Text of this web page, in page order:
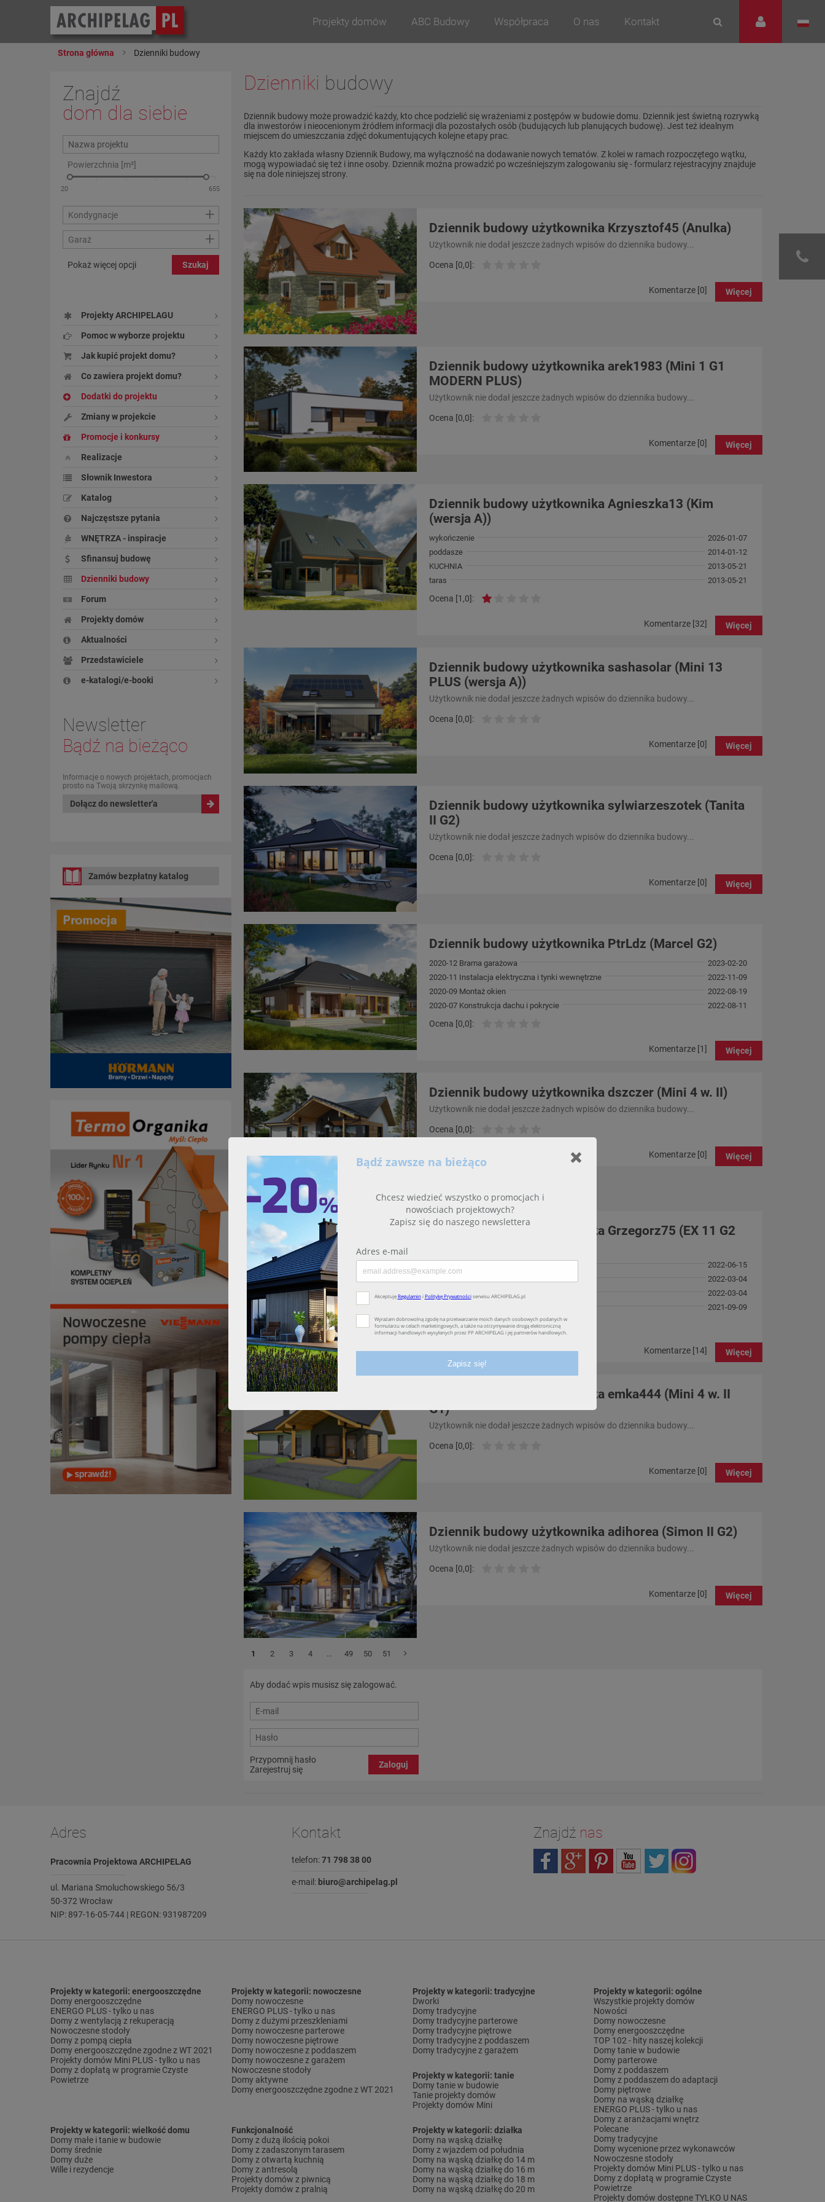
Projekty domów ABC Budowy Współpraca O nas Kontakt
Strona główna Dzienniki budowy
Znajdź
dom dla siebie
Powierzchnia [m²]
Kondygnacje +
Garaż +
Szukaj
Pokaż więcej opcji
Projekty ARCHIPELAGU
Pomoc w wyborze projektu
Jak kupić projekt domu?
Co zawiera projekt domu?
Dodatki do projektu
Zmiany w projekcie
Promocje i konkursy
Realizacje
Słownik Inwestora
Katalog
Najczęstsze pytania
WNĘTRZA - inspiracje
Sfinansuj budowę
Dzienniki budowy
Forum
Projekty domów
Aktualności
Przedstawiciele
e-katalogi/e-booki
Newsletter
Bądź na bieżąco
Informacje o nowych projektach, promocjach
prosto na Twoją skrzynkę mailową.
Dołącz do newsletter'a
Zamów bezpłatny katalog
Dzienniki budowy
Dziennik budowy może prowadzić każdy, kto chce podzielić się wrażeniami z postępów w budowie domu. Dziennik jest świetną rozrywką
dla inwestorów i nieocenionym źródłem informacji dla pozostałych osób (budujących lub planujących budowę). Jest też idealnym
miejscem do umieszczania zdjęć dokumentujących kolejne etapy prac.
Każdy kto zakłada własny Dziennik Budowy, ma wyłączność na dodawanie nowych tematów. Z kolei w ramach rozpoczętego wątku,
mogą wypowiadać się też i inne osoby. Dziennik można prowadzić po wcześniejszym zalogowaniu się - formularz rejestracyjny znajduje
się na dole niniejszej strony.
Dziennik budowy użytkownika Krzysztof45 (Anulka)
Użytkownik nie dodał jeszcze żadnych wpisów do dziennika budowy...
Ocena [0,0]:
Więcej
Komentarze [0]
Dziennik budowy użytkownika arek1983 (Mini 1 G1
MODERN PLUS)
Użytkownik nie dodał jeszcze żadnych wpisów do dziennika budowy...
Ocena [0,0]:
Więcej
Komentarze [0]
Dziennik budowy użytkownika Agnieszka13 (Kim
(wersja A))
wykończenie
2026-01-07
poddasze
2014-01-12
KUCHNIA
2013-05-21
taras
2013-05-21
Ocena [1,0]:
Więcej
Komentarze [32]
Dziennik budowy użytkownika sashasolar (Mini 13
PLUS (wersja A))
Użytkownik nie dodał jeszcze żadnych wpisów do dziennika budowy...
Ocena [0,0]:
Więcej
Komentarze [0]
Dziennik budowy użytkownika sylwiarzeszotek (Tanita
II G2)
Użytkownik nie dodał jeszcze żadnych wpisów do dziennika budowy...
Ocena [0,0]:
Więcej
Komentarze [0]
Dziennik budowy użytkownika PtrLdz (Marcel G2)
2020-12 Brama garażowa
2023-02-20
2020-11 Instalacja elektryczna i tynki wewnętrzne
2022-11-09
2020-09 Montaż okien
2022-08-19
2020-07 Konstrukcja dachu i pokrycie
2022-08-11
Ocena [0,0]:
Więcej
Komentarze [1]
Dziennik budowy użytkownika dszczer (Mini 4 w. II)
Użytkownik nie dodał jeszcze żadnych wpisów do dziennika budowy...
Ocena [0,0]:
Więcej
Komentarze [0]
Dziennik budowy użytkownika Grzegorz75 (EX 11 G2
2022-06-15
2022-03-04
Montaż fornirów i stolarki drzwiowej
2022-03-04
2021-09-09
Ocena [4,0]:
Więcej
Komentarze [14]
Dziennik budowy użytkownika emka444 (Mini 4 w. II
G1)
Użytkownik nie dodał jeszcze żadnych wpisów do dziennika budowy...
Ocena [0,0]:
Więcej
Komentarze [0]
Dziennik budowy użytkownika adihorea (Simon II G2)
Użytkownik nie dodał jeszcze żadnych wpisów do dziennika budowy...
Ocena [0,0]:
Więcej
Komentarze [0]
1 2 3 4 ... 49 50 51
Aby dodać wpis musisz się zalogować.
Zaloguj
Przypomnij hasło
Zarejestruj się
Adres
Pracownia Projektowa ARCHIPELAG
ul. Mariana Smoluchowskiego 56/3
50-372 Wrocław
NIP: 897-16-05-744 | REGON: 931987209
Kontakt
telefon: 71 798 38 00
e-mail: biuro@archipelag.pl
Znajdź nas
Projekty w kategorii: energooszczędne
Domy energooszczędne
ENERGO PLUS - tylko u nas
Domy z wentylacją z rekuperacją
Nowoczesne stodoły
Domy z pompą ciepła
Domy energooszczędne zgodne z WT 2021
Projekty domów Mini PLUS - tylko u nas
Domy z dopłatą w programie Czyste
Powietrze
Projekty w kategorii: nowoczesne
Domy nowoczesne
ENERGO PLUS - tylko u nas
Domy z dużymi przeszkleniami
Domy nowoczesne parterowe
Domy nowoczesne piętrowe
Domy nowoczesne z poddaszem
Domy nowoczesne z garażem
Nowoczesne stodoły
Domy aktywne
Domy energooszczędne zgodne z WT 2021
Projekty w kategorii: tradycyjne
Dworki
Domy tradycyjne
Domy tradycyjne parterowe
Domy tradycyjne piętrowe
Domy tradycyjne z poddaszem
Domy tradycyjne z garażem
Projekty w kategorii: tanie
Domy tanie w budowie
Tanie projekty domów
Projekty domów Mini
Projekty w kategorii: wielkość domu
Domy małe i tanie w budowie
Domy średnie
Domy duże
Wille i rezydencje
Funkcjonalność
Domy z dużą ilością pokoi
Domy z zadaszonym tarasem
Domy z otwartą kuchnią
Domy z antresolą
Projekty domów z piwnicą
Projekty domów z pralnią
Projekty w kategorii: działka
Domy na wąską działkę
Domy z wjazdem od południa
Domy na wąską działkę do 14 m
Domy na wąską działkę do 16 m
Domy na wąską działkę do 18 m
Domy na wąską działkę do 20 m
Projekty w kategorii: ogólne
Wszystkie projekty domów
Nowości
Domy nowoczesne
Domy energooszczędne
TOP 102 - hity naszej kolekcji
Domy tanie w budowie
Domy parterowe
Domy z poddaszem
Domy z poddaszem do adaptacji
Domy piętrowe
Domy na wąską działkę
ENERGO PLUS - tylko u nas
Domy z aranżacjami wnętrz
Polecane
Domy tradycyjne
Domy wycenione przez wykonawców
Nowoczesne stodoły
Projekty domów Mini PLUS - tylko u nas
Domy z dopłatą w programie Czyste
Powietrze
Projekty domów dostępne TYLKO U NAS